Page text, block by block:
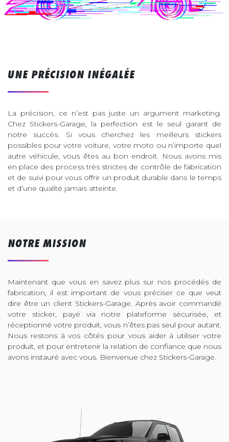
UNE PRÉCISION INÉGALÉE
La précision, ce n’est pas juste un argument marketing.
Chez Stickers-Garage, la perfection est le seul garant de
notre succès. Si vous cherchez les meilleurs stickers
possibles pour votre voiture, votre moto ou n’importe quel
autre véhicule, vous êtes au bon endroit. Nous avons mis
en place des process très strictes de contrôle de fabrication
et de suivi pour vous offrir un produit durable dans le temps
et d’une qualité jamais atteinte.
NOTRE MISSION
Maintenant que vous en savez plus sur nos procédés de
fabrication, il est important de vous préciser ce que veut
dire être un client Stickers-Garage. Après avoir commandé
votre sticker, payé via notre plateforme sécurisée, et
réceptionné votre produit, vous n’êtes pas seul pour autant.
Nous restons à vos côtés pour vous aider à utiliser votre
produit, et pour entretenir la relation de confiance que nous
avons instauré avec vous. Bienvenue chez Stickers-Garage.